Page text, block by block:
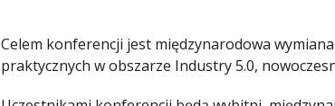
Celem konferencji jest międzynarodowa
praktycznych w obszarze Industry 5.0,